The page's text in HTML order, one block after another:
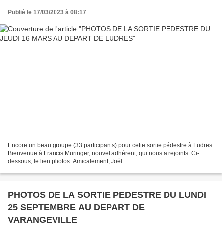
Publié le 17/03/2023 à 08:17
Encore un beau groupe (33 participants) pour cette sortie pédestre à Ludres.
Bienvenue à Francis Muringer, nouvel adhérent, qui nous a rejoints. Ci-
dessous, le lien photos. Amicalement, Joël
PHOTOS DE LA SORTIE PEDESTRE DU LUNDI
25 SEPTEMBRE AU DEPART DE
VARANGEVILLE